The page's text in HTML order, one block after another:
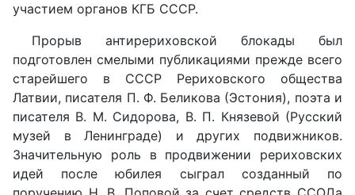
участием органов КГБ СССР.
Прорыв антирериховской блокады был
подготовлен смелыми публикациями прежде всего
старейшего в СССР Рериховского общества
Латвии, писателя П. Ф. Беликова (Эстония), поэта и
писателя В. М. Сидорова, В. П. Князевой (Русский
музей в Ленинграде) и других подвижников.
Значительную роль в продвижении рериховских
идей после юбилея сыграл созданный по